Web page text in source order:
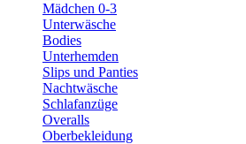
Mädchen 0-3
Unterwäsche
Bodies
Unterhemden
Slips und Panties
Nachtwäsche
Schlafanzüge
Overalls
Oberbekleidung